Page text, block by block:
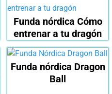
Funda nórdica Cómo
entrenar a tu dragón
Funda nórdica Dragon
Ball